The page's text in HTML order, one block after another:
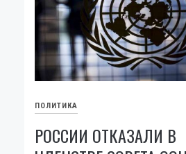
ПОЛИТИКА
РОССИИ ОТКАЗАЛИ В